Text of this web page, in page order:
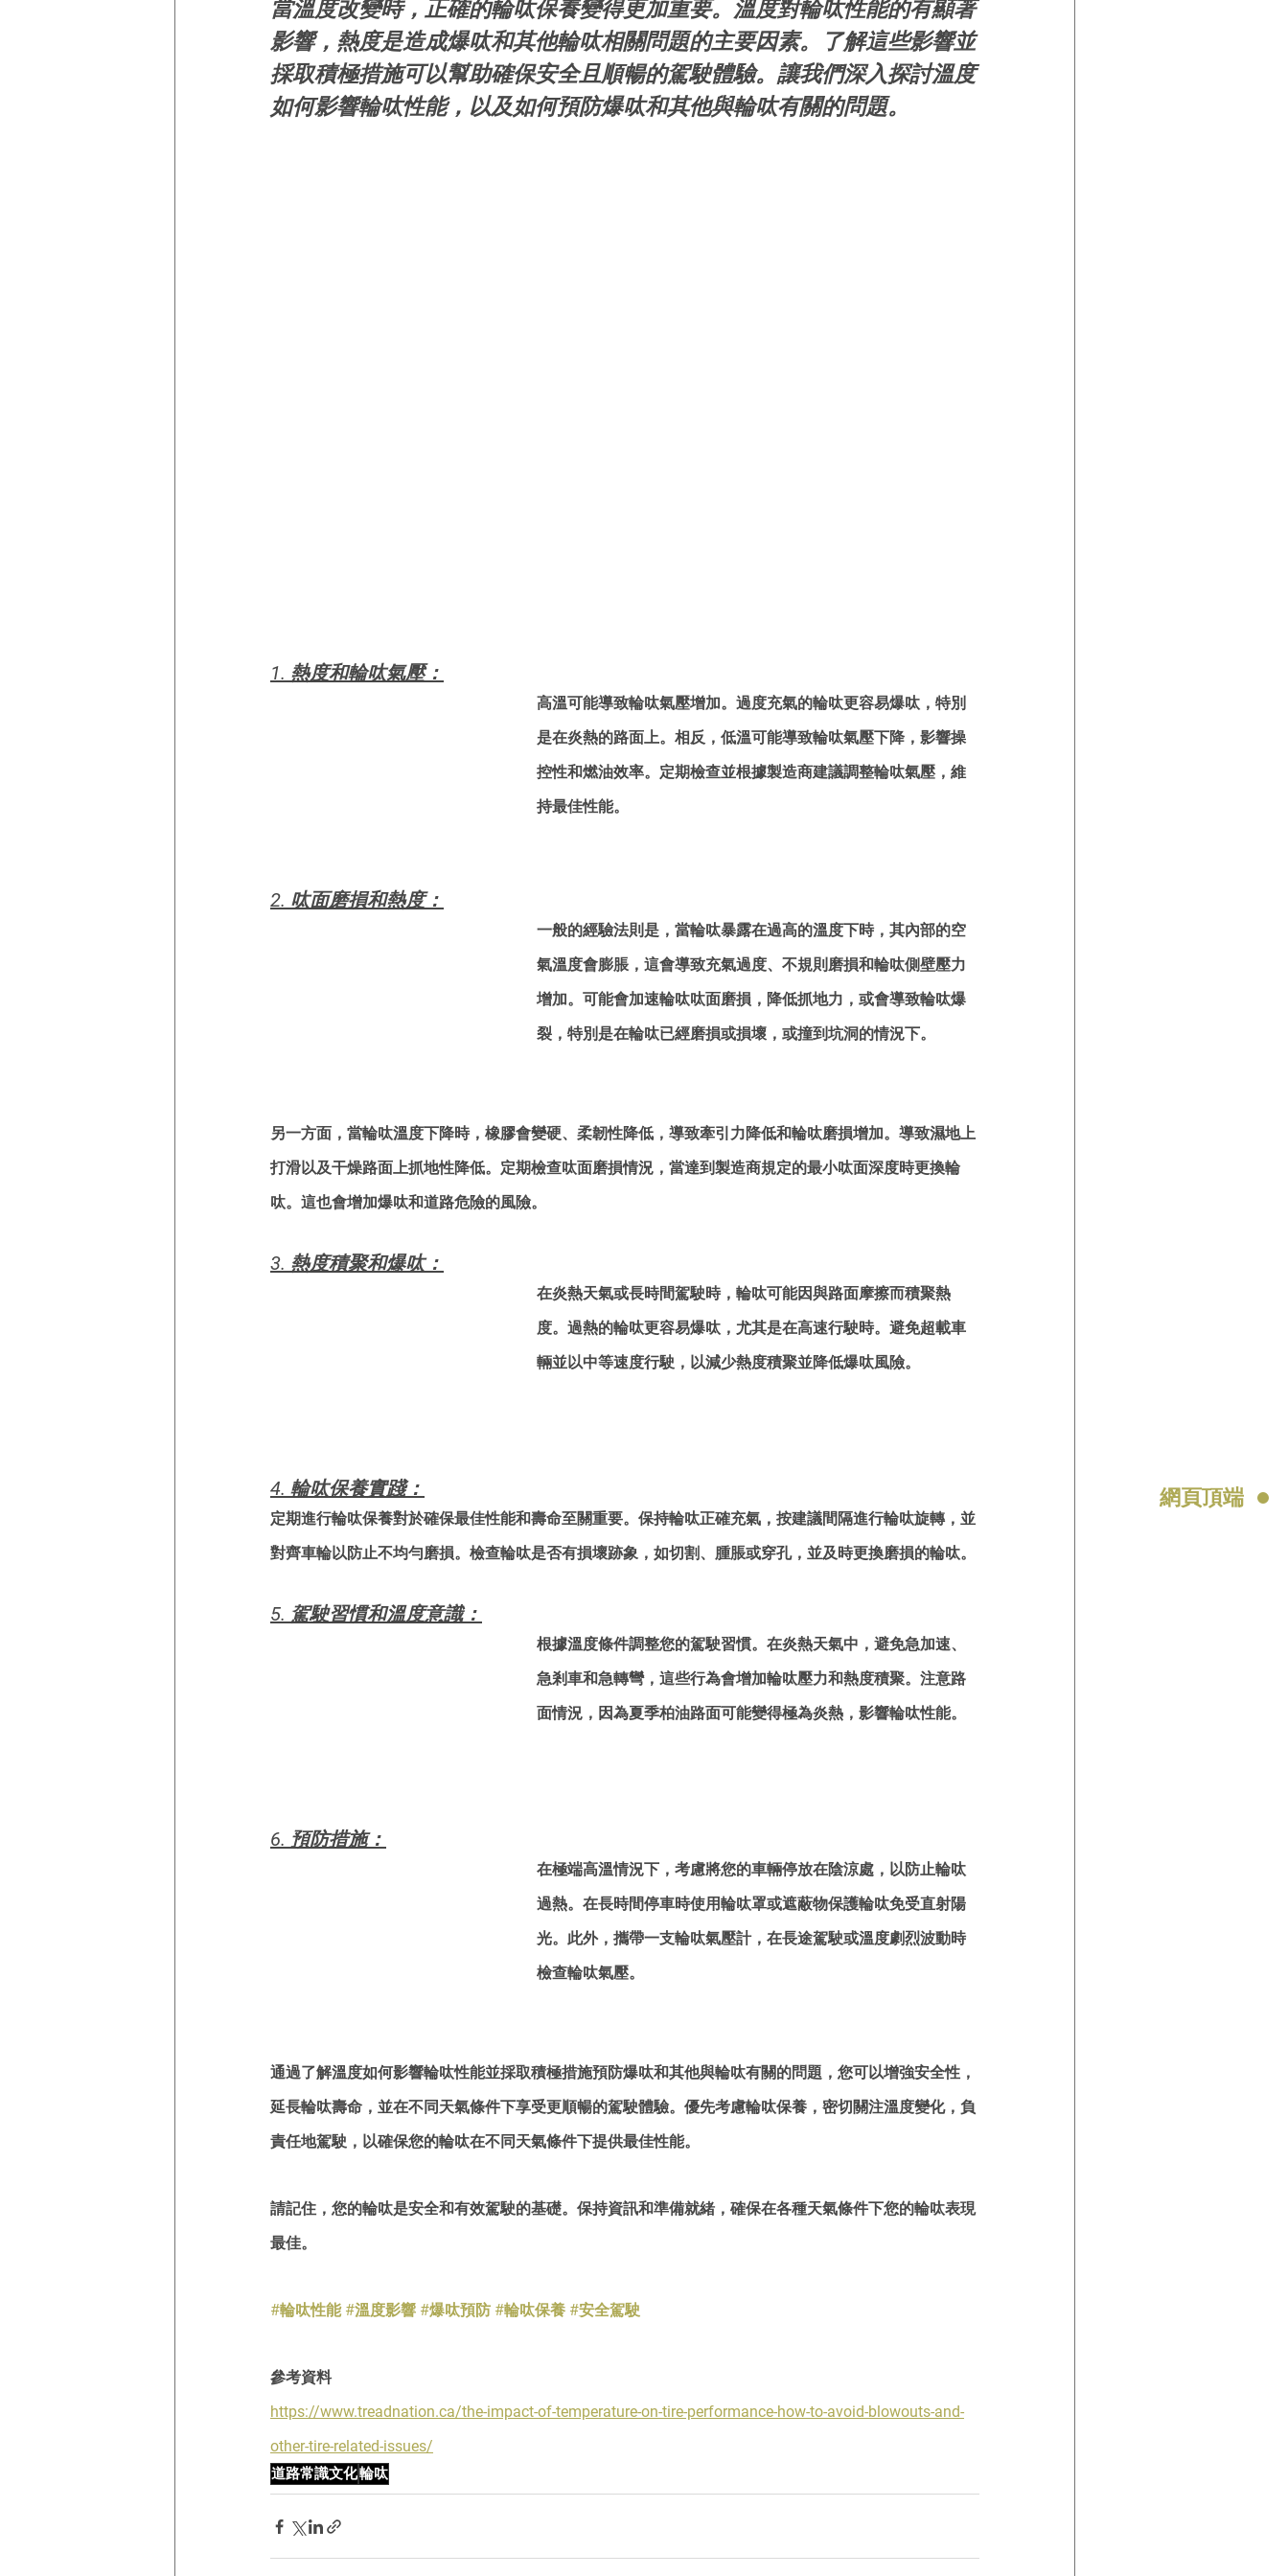
網頁頂端
當溫度改變時，正確的輪呔保養變得更加重要。溫度對輪呔性能的有顯著
影響，熱度是造成爆呔和其他輪呔相關問題的主要因素。了解這些影響並
採取積極措施可以幫助確保安全且順暢的駕駛體驗。讓我們深入探討溫度
如何影響輪呔性能，以及如何預防爆呔和其他與輪呔有關的問題。
1. 熱度和輪呔氣壓：
高溫可能導致輪呔氣壓增加。過度充氣的輪呔更容易爆呔，特別
是在炎熱的路面上。相反，低溫可能導致輪呔氣壓下降，影響操
控性和燃油效率。定期檢查並根據製造商建議調整輪呔氣壓，維
持最佳性能。
2. 呔面磨損和熱度：
一般的經驗法則是，當輪呔暴露在過高的溫度下時，其內部的空
氣溫度會膨脹，這會導致充氣過度、不規則磨損和輪呔側壁壓力
增加。可能會加速輪呔呔面磨損，降低抓地力，或會導致輪呔爆
裂，特別是在輪呔已經磨損或損壞，或撞到坑洞的情況下。
另一方面，當輪呔溫度下降時，橡膠會變硬、柔韌性降低，導致牽引力降低和輪呔磨損增加。導致濕地上
打滑以及干燥路面上抓地性降低。定期檢查呔面磨損情況，當達到製造商規定的最小呔面深度時更換輪
呔。這也會增加爆呔和道路危險的風險。
3. 熱度積聚和爆呔：
在炎熱天氣或長時間駕駛時，輪呔可能因與路面摩擦而積聚熱
度。過熱的輪呔更容易爆呔，尤其是在高速行駛時。避免超載車
輛並以中等速度行駛，以減少熱度積聚並降低爆呔風險。
4. 輪呔保養實踐：
定期進行輪呔保養對於確保最佳性能和壽命至關重要。保持輪呔正確充氣，按建議間隔進行輪呔旋轉，並
對齊車輪以防止不均勻磨損。檢查輪呔是否有損壞跡象，如切割、腫脹或穿孔，並及時更換磨損的輪呔。
5. 駕駛習慣和溫度意識：
根據溫度條件調整您的駕駛習慣。在炎熱天氣中，避免急加速、
急剎車和急轉彎，這些行為會增加輪呔壓力和熱度積聚。注意路
面情況，因為夏季柏油路面可能變得極為炎熱，影響輪呔性能。
6. 預防措施：
在極端高溫情況下，考慮將您的車輛停放在陰涼處，以防止輪呔
過熱。在長時間停車時使用輪呔罩或遮蔽物保護輪呔免受直射陽
光。此外，攜帶一支輪呔氣壓計，在長途駕駛或溫度劇烈波動時
檢查輪呔氣壓。
通過了解溫度如何影響輪呔性能並採取積極措施預防爆呔和其他與輪呔有關的問題，您可以增強安全性，
延長輪呔壽命，並在不同天氣條件下享受更順暢的駕駛體驗。優先考慮輪呔保養，密切關注溫度變化，負
責任地駕駛，以確保您的輪呔在不同天氣條件下提供最佳性能。
請記住，您的輪呔是安全和有效駕駛的基礎。保持資訊和準備就緒，確保在各種天氣條件下您的輪呔表現
最佳。
#輪呔性能 #溫度影響 #爆呔預防 #輪呔保養 #安全駕駛
參考資料
https://www.treadnation.ca/the-impact-of-temperature-on-tire-performance-how-to-avoid-blowouts-and-
other-tire-related-issues/
道路常識文化輪呔